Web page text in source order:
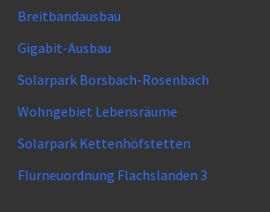
Breitbandausbau
Gigabit-Ausbau
Solarpark Borsbach-Rosenbach
Wohngebiet Lebensräume
Solarpark Kettenhöfstetten
Flurneuordnung Flachslanden 3